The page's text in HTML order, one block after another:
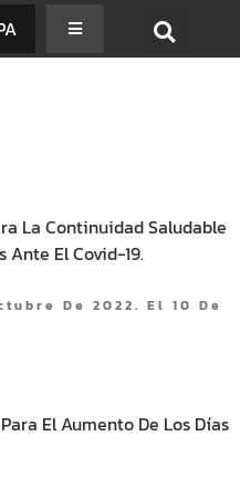
La Continuidad Saludable
Ante El Covid-19.
De 2022. El 10 De
El Aumento De Los Días